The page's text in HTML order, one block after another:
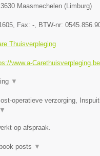
3630 Maasmechelen (Limburg)
, Fax: -, BTW-nr:
Thuisverpleging
www.a-Carethuisverpleging.be
▼
operatieve verzorging,
▼
op afspraak.
posts ▼